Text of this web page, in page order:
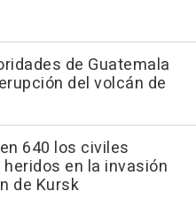
de Guatemala
del volcán de
640 los civiles
en la invasión
de Kursk